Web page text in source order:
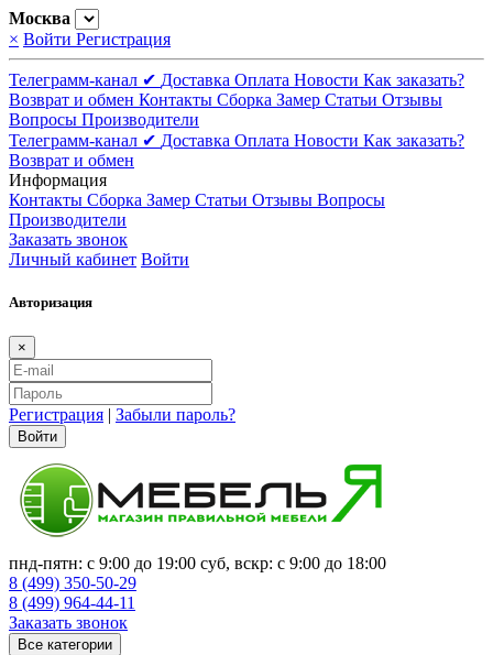
Москва
× Войти Регистрация
Телеграмм-канал ✔ Доставка Оплата Новости Как заказать?
Возврат и обмен Контакты Сборка Замер Статьи Отзывы
Вопросы Производители
Телеграмм-канал ✔ Доставка Оплата Новости Как заказать?
Возврат и обмен
Информация
Контакты Сборка Замер Статьи Отзывы Вопросы
Производители
Заказать звонок
Личный кабинет Войти
Авторизация
×
Регистрация | Забыли пароль?
Войти
пнд-пятн: с 9:00 до 19:00 суб, вскр: с 9:00 до 18:00
8 (499) 350-50-29
8 (499) 964-44-11
Заказать звонок
Все категории